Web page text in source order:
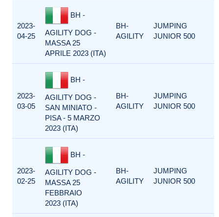
2023-
04-25
BH -
AGILITY DOG -
MASSA 25
APRILE 2023 (ITA)
BH-
AGILITY
JUMPING
JUNIOR 500
2023-
03-05
BH -
AGILITY DOG -
SAN MINIATO -
PISA - 5 MARZO
2023 (ITA)
BH-
AGILITY
JUMPING
JUNIOR 500
2023-
02-25
BH -
AGILITY DOG -
MASSA 25
FEBBRAIO
2023 (ITA)
BH-
AGILITY
JUMPING
JUNIOR 500